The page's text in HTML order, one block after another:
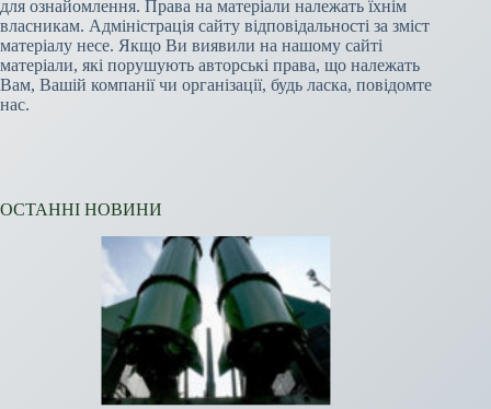
для ознайомлення. Права на матеріали належать їхнім
власникам. Адміністрація сайту відповідальності за зміст
матеріалу несе. Якщо Ви виявили на нашому сайті
матеріали, які порушують авторські права, що належать
Вам, Вашій компанії чи організації, будь ласка, повідомте
нас.
ОСТАННІ НОВИНИ